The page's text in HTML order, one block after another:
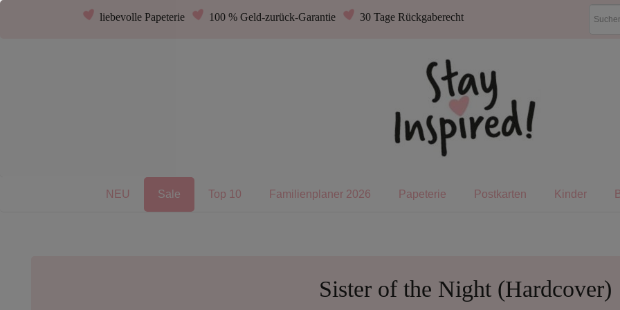
liebevolle Papeterie 100 % Geld-zurück-Garantie 30 Tage Rückgaberecht
NEU Sale Top 10 Familienplaner 2026 Papeterie Postkarten Kinder
Sister of the Night (Hardcover)